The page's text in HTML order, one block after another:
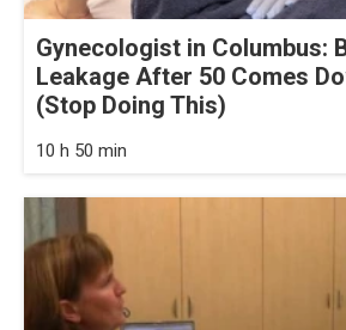
Gynecologist in Columbus:
Leakage After 50 Comes
(Stop Doing This)
10 h 50 min